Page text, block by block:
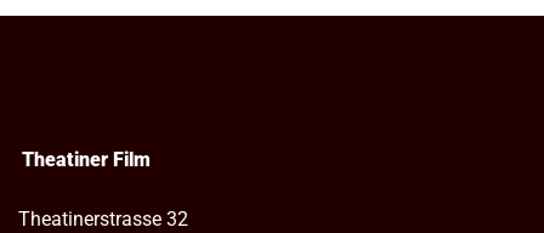
Theatiner Film
Theatinerstrasse 32